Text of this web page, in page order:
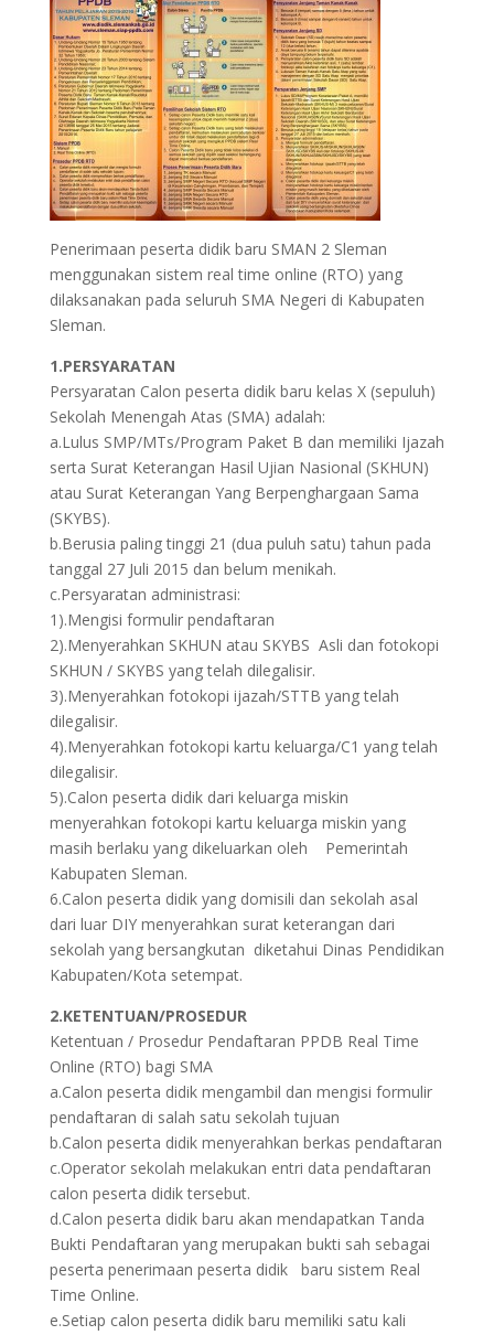
Penerimaan peserta didik baru SMAN 2 Sleman
menggunakan sistem real time online (RTO) yang
dilaksanakan pada seluruh SMA Negeri di Kabupaten
Sleman.
1.PERSYARATAN
Persyaratan Calon peserta didik baru kelas X (sepuluh)
Sekolah Menengah Atas (SMA) adalah:
a.Lulus SMP/MTs/Program Paket B dan memiliki Ijazah
serta Surat Keterangan Hasil Ujian Nasional (SKHUN)
atau Surat Keterangan Yang Berpenghargaan Sama
(SKYBS).
b.Berusia paling tinggi 21 (dua puluh satu) tahun pada
tanggal 27 Juli 2015 dan belum menikah.
c.Persyaratan administrasi:
1).Mengisi formulir pendaftaran
2).Menyerahkan SKHUN atau SKYBS Asli dan fotokopi
SKHUN / SKYBS yang telah dilegalisir.
3).Menyerahkan fotokopi ijazah/STTB yang telah
dilegalisir.
4).Menyerahkan fotokopi kartu keluarga/C1 yang telah
dilegalisir.
5).Calon peserta didik dari keluarga miskin
menyerahkan fotokopi kartu keluarga miskin yang
masih berlaku yang dikeluarkan oleh Pemerintah
Kabupaten Sleman.
6.Calon peserta didik yang domisili dan sekolah asal
dari luar DIY menyerahkan surat keterangan dari
sekolah yang bersangkutan diketahui Dinas Pendidikan
Kabupaten/Kota setempat.
2.KETENTUAN/PROSEDUR
Ketentuan / Prosedur Pendaftaran PPDB Real Time
Online (RTO) bagi SMA
a.Calon peserta didik mengambil dan mengisi formulir
pendaftaran di salah satu sekolah tujuan
b.Calon peserta didik menyerahkan berkas pendaftaran
c.Operator sekolah melakukan entri data pendaftaran
calon peserta didik tersebut.
d.Calon peserta didik baru akan mendapatkan Tanda
Bukti Pendaftaran yang merupakan bukti sah sebagai
peserta penerimaan peserta didik baru sistem Real
Time Online.
e.Setiap calon peserta didik baru memiliki satu kali